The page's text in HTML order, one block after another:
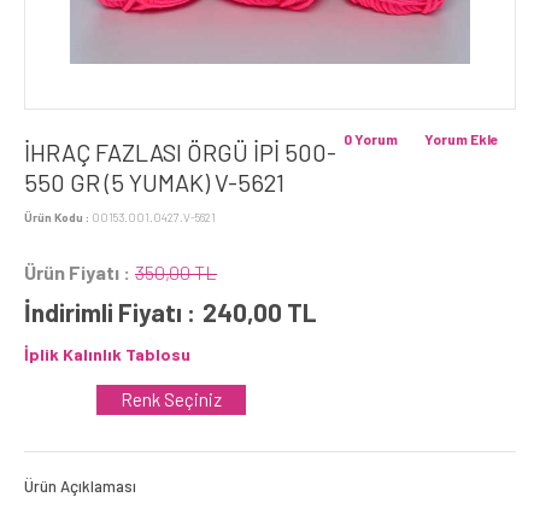
İHRAÇ FAZLASI ÖRGÜ İPİ 500-
550 GR (5 YUMAK) V-5621
Ürün Kodu : 00153.001.0427.V-5621
Yorum Ekle
0 Yorum
Ürün Fiyatı : 350,00 TL
İndirimli Fiyatı : 240,00 TL
İplik Kalınlık Tablosu
Renk Seçiniz
Ürün Açıklaması